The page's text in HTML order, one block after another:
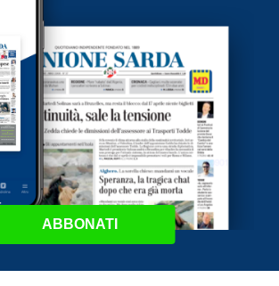
ABBONATI